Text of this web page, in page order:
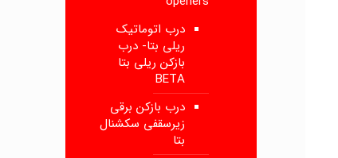
درب اتوماتیک
ریلی بتا- درب
بازکن ریلی بتا
BETA
درب بازکن برقی
زیرسقفی سکشنال
بتا